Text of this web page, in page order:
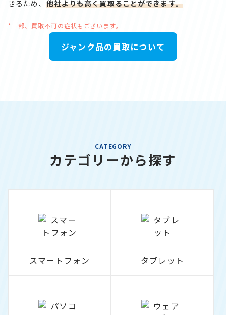
きるため、 他社よりも高く買取ることができます。
*一部、買取不可の症状もございます。
ジャンク品の買取について
CATEGORY
カテゴリーから探す
スマートフォン タブレット